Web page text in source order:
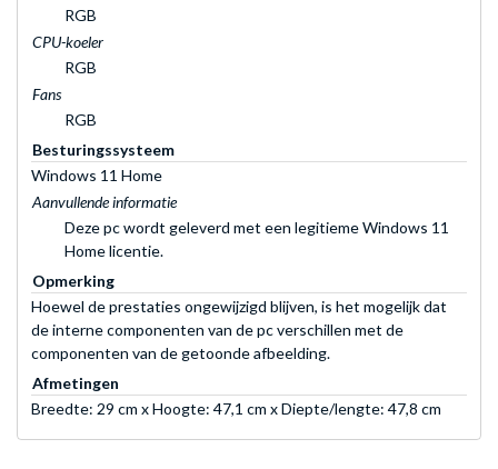
RGB
CPU-koeler
RGB
Fans
RGB
Besturingssysteem
Windows 11 Home
Aanvullende informatie
Deze pc wordt geleverd met een legitieme Windows 11
Home licentie.
Opmerking
Hoewel de prestaties ongewijzigd blijven, is het mogelijk dat
de interne componenten van de pc verschillen met de
componenten van de getoonde afbeelding.
Afmetingen
Breedte: 29 cm x Hoogte: 47,1 cm x Diepte/lengte: 47,8 cm